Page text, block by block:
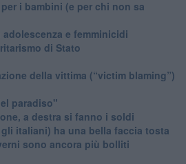
i bambini (e per chi non sa
e femminicidi
di Stato
della vittima (“victim blaming”)
paradiso"
a destra si fanno i soldi
italiani) ha una bella faccia tosta
sono ancora più bolliti